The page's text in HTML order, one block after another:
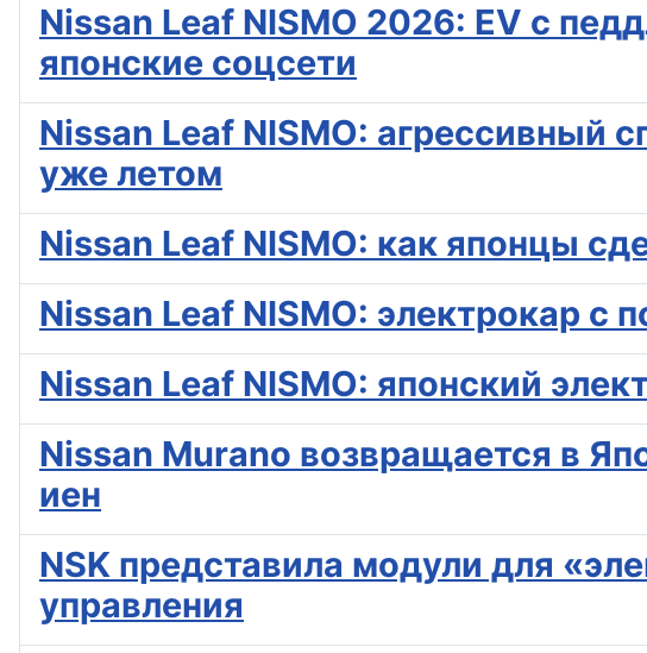
Nissan Leaf NISMO 2026: EV с
японские соцсети
Nissan Leaf NISMO: агрессивный
уже летом
Nissan Leaf NISMO: как японцы
Nissan Leaf NISMO: электрокар с
Nissan Leaf NISMO: японский
Nissan Murano возвращается в
иен
NSK представила модули для
управления